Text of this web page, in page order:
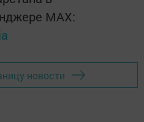
MАХ:
новости